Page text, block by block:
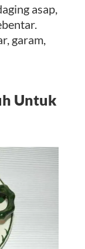
asap,
garam,
Untuk